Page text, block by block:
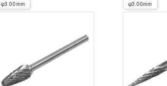
φ3.00mm φ3.00mm